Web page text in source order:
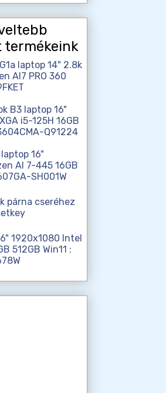
termékeink
laptop 14" 2.8k
AI7 PRO 360
B3 laptop 16"
i5-125H 16GB
Q91224
16"
AI 7-445 16GB
SH001W
párna cseréhez
1920x1080 Intel
512GB Win11 :